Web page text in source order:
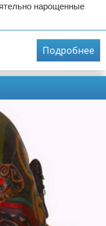
нарощенные
Подробнее